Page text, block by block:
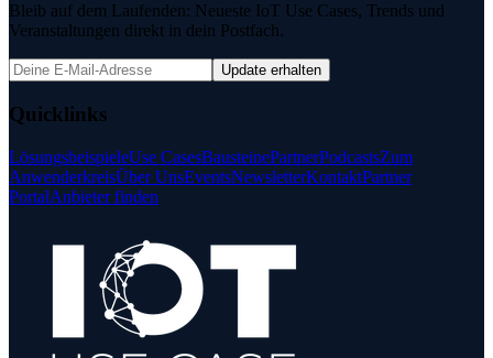
Bleib auf dem Laufenden: Neueste IoT Use Cases, Trends und
Veranstaltungen direkt in dein Postfach.
Update erhalten
Quicklinks
LösungsbeispieleUse CasesBausteinePartnerPodcastsZum
AnwenderkreisÜber UnsEventsNewsletterKontaktPartner
PortalAnbieter finden